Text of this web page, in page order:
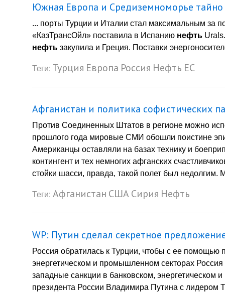
Южная Европа и Средиземноморье
... порты Турции и Италии стал максимальным за
«КазТрансОйл» поставила в Испанию нефть
нефть закупила и Греция. Поставки
Теги: Турция Европа Россия Нефть ЕС
Афганистан и политика софистических
Против Соединенных Штатов в регионе можно
прошлого года мировые СМИ обошли поистине
Американцы оставляли на базах технику и
контингент и тех немногих афганских
стойки шасси, правда, такой полет был
Теги: Афганистан СШАСирия Нефть
WP: Путин сделал секретное
Россия обратилась к Турции, чтобы с ее помощью
энергетическом и промышленном секторах
западные санкции в банковском,
президента России Владимира Путина с